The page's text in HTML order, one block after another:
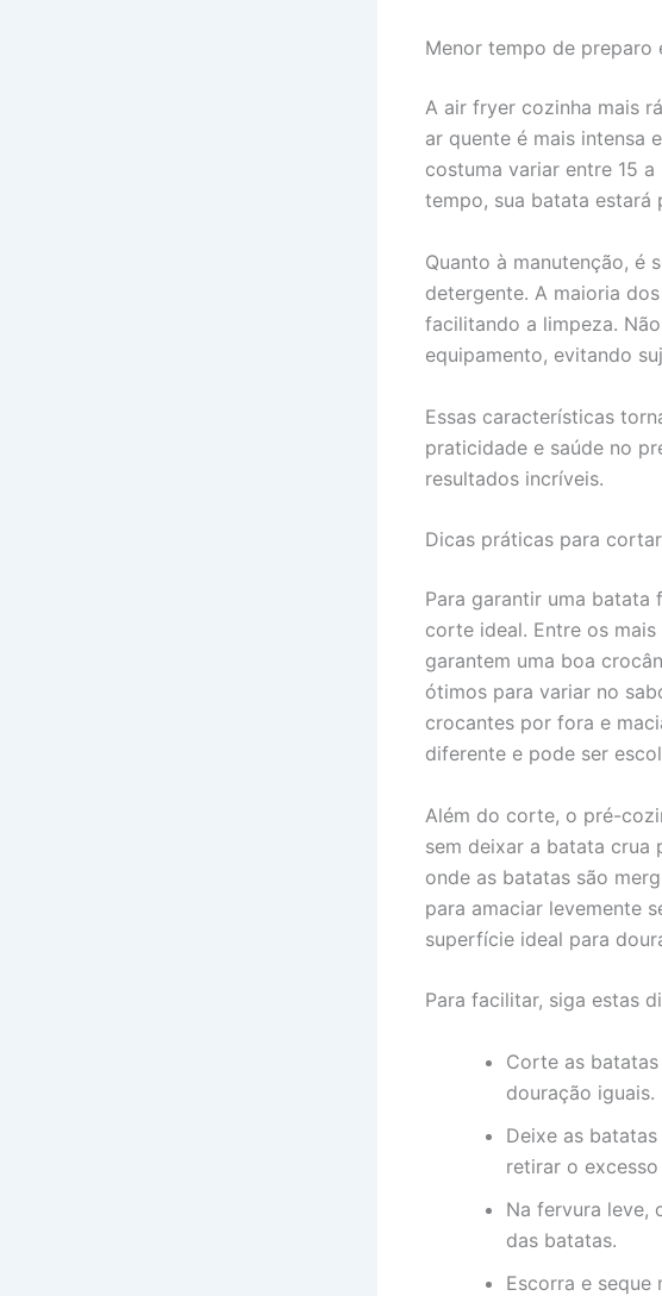
Menor tempo de preparo
A air fryer cozinha mais
ar quente é mais intensa
costuma variar entre 15
tempo, sua batata estará
Quanto à manutenção, é
detergente. A maioria
facilitando a limpeza.
equipamento, evitando
Essas características
praticidade e saúde no
resultados incríveis.
Dicas práticas para
Para garantir uma
corte ideal. Entre os
garantem uma boa
ótimos para variar no
crocantes por fora e
diferente e pode ser
Além do corte, o pré-
sem deixar a batata crua
onde as batatas são
para amaciar levemente
superfície ideal para
Para facilitar, siga estas
Corte as
douração iguais.
Deixe as
retirar o
Na fervura leve,
das batatas.
Escorra e